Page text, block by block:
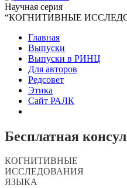
Научная серия
“КОГНИТИВНЫЕ
Главная
Выпуски
Выпуски в РИНЦ
Для авторов
Редсовет
Этика
Сайт РАЛК
Бесплатная
КОГНИТИВНЫЕ
ИССЛЕДОВАНИЯ
ЯЗЫКА